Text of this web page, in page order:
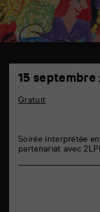
Poitiers
15 septembre
Gratuit
Soirée interprétée
partenariat avec